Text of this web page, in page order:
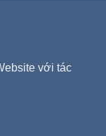
với tác